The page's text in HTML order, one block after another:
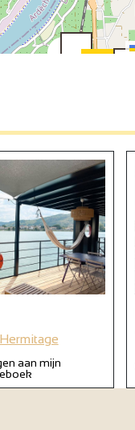
2
aan mijn